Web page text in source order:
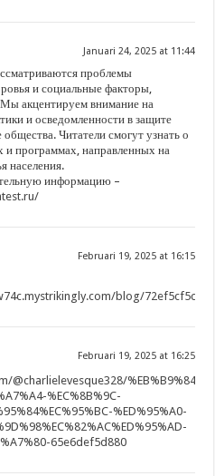
Januari 24, 2025 at 11:44
проблемы
и социальные факторы,
акцентируем внимание на
и осведомленности в защите
общества. Читатели смогут узнать о
и программах, направленных на
населения.
информацию –
Februari 19, 2025 at 16:15
blog/72ef5cf5ca8
Februari 19, 2025 at 16:25
@charlielevesque328/
%EC%8B%9C-
%ED%95%A0-
65e6def5d880